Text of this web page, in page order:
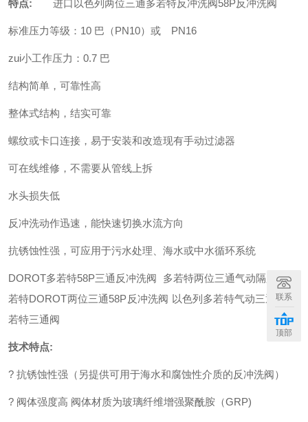
特点: 进口以色列两位三通多若特反冲洗阀58P反冲洗阀
标准压力等级： 10 巴（PN10）或 PN16
zui小工作压力： 0.7 巴
结构简单，可靠性高
整体式结构，结实可靠
螺纹或卡口连接，易于安装和改造现有手动过滤器
可在线维修，不需要从管线上拆
水头损失低
反冲洗动作迅速，能快速切换水流方向
抗锈蚀性强，可应用于污水处理、海水或中水循环系统
DOROT多若特58P三通反冲洗阀 多若特两位三通气动隔膜阀 多
若特DOROT两位三通58P反冲洗阀 以色列多若特气动三通阀 多
若特三通阀
技术特点:
? 抗锈蚀性强（另提供可用于海水和腐蚀性介质的反冲洗阀）
? 阀体强度高 阀体材质为玻璃纤维增强聚酰胺（GRP)
联系
顶部